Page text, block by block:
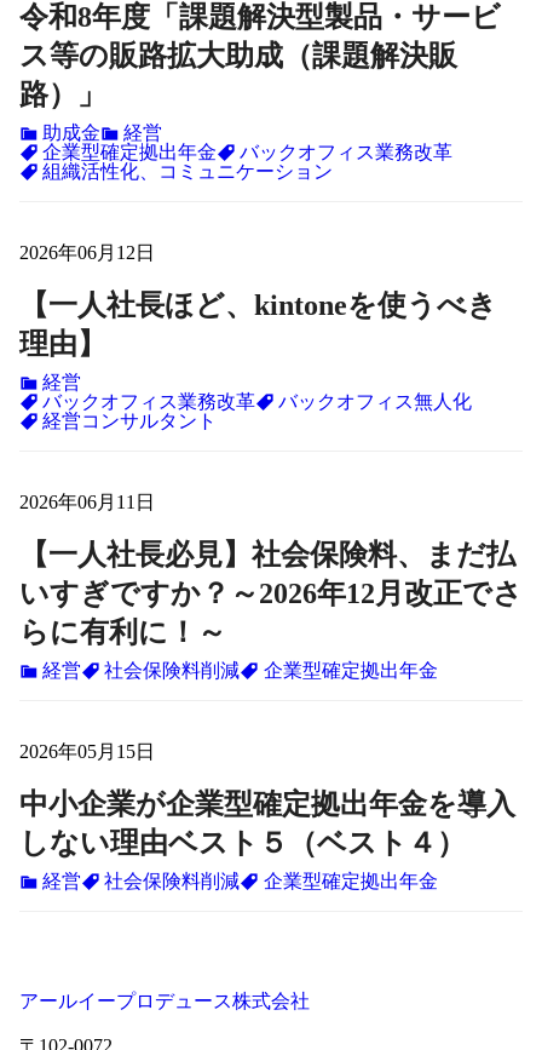
令和8年度「課題解決型製品・サービ
ス等の販路拡大助成（課題解決販
路）」
助成金
経営
企業型確定拠出年金
バックオフィス業務改革
組織活性化、コミュニケーション
2026年06月12日
【一人社長ほど、kintoneを使うべき
理由】
経営
バックオフィス業務改革
バックオフィス無人化
経営コンサルタント
2026年06月11日
【一人社長必見】社会保険料、まだ払
いすぎですか？～2026年12月改正でさ
らに有利に！～
経営 社会保険料削減 企業型確定拠出年金
2026年05月15日
中小企業が企業型確定拠出年金を導入
しない理由ベスト５（ベスト４）
経営 社会保険料削減 企業型確定拠出年金
アールイープロデュース株式会社
〒102-0072